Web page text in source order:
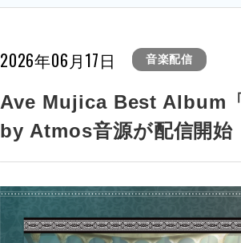
2026年06月17日 音楽配信
Ave Mujica Best Album
by Atmos音源が配信開始